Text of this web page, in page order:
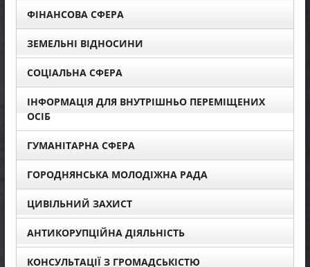
ФІНАНСОВА СФЕРА
ЗЕМЕЛЬНІ ВІДНОСИНИ
СОЦІАЛЬНА СФЕРА
ІНФОРМАЦІЯ ДЛЯ ВНУТРІШНЬО ПЕРЕМІЩЕНИХ
ОСІБ
ГУМАНІТАРНА СФЕРА
ГОРОДНЯНСЬКА МОЛОДІЖНА РАДА
ЦИВІЛЬНИЙ ЗАХИСТ
АНТИКОРУПЦІЙНА ДІЯЛЬНІСТЬ
КОНСУЛЬТАЦІЇ З ГРОМАДСЬКІСТЮ